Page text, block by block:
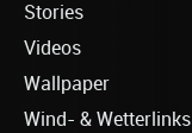
Stories
Videos
Wallpaper
Wind- & Wetterlinks